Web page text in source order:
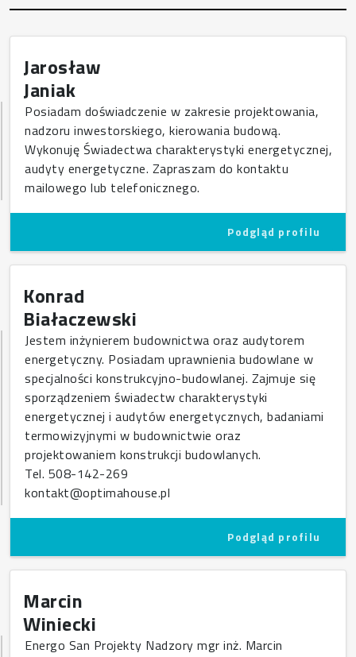
Jarosław
Janiak
Posiadam doświadczenie w zakresie projektowania,
nadzoru inwestorskiego, kierowania budową.
Wykonuję Świadectwa charakterystyki energetycznej,
audyty energetyczne. Zapraszam do kontaktu
mailowego lub telefonicznego.
Podgląd profilu
Konrad
Białaczewski
Jestem inżynierem budownictwa oraz audytorem
energetyczny. Posiadam uprawnienia budowlane w
specjalności konstrukcyjno-budowlanej. Zajmuje się
sporządzeniem świadectw charakterystyki
energetycznej i audytów energetycznych, badaniami
termowizyjnymi w budownictwie oraz
projektowaniem konstrukcji budowlanych.
Tel. 508-142-269
kontakt@optimahouse.pl
Podgląd profilu
Marcin
Winiecki
Energo San Projekty Nadzory mgr inż. Marcin